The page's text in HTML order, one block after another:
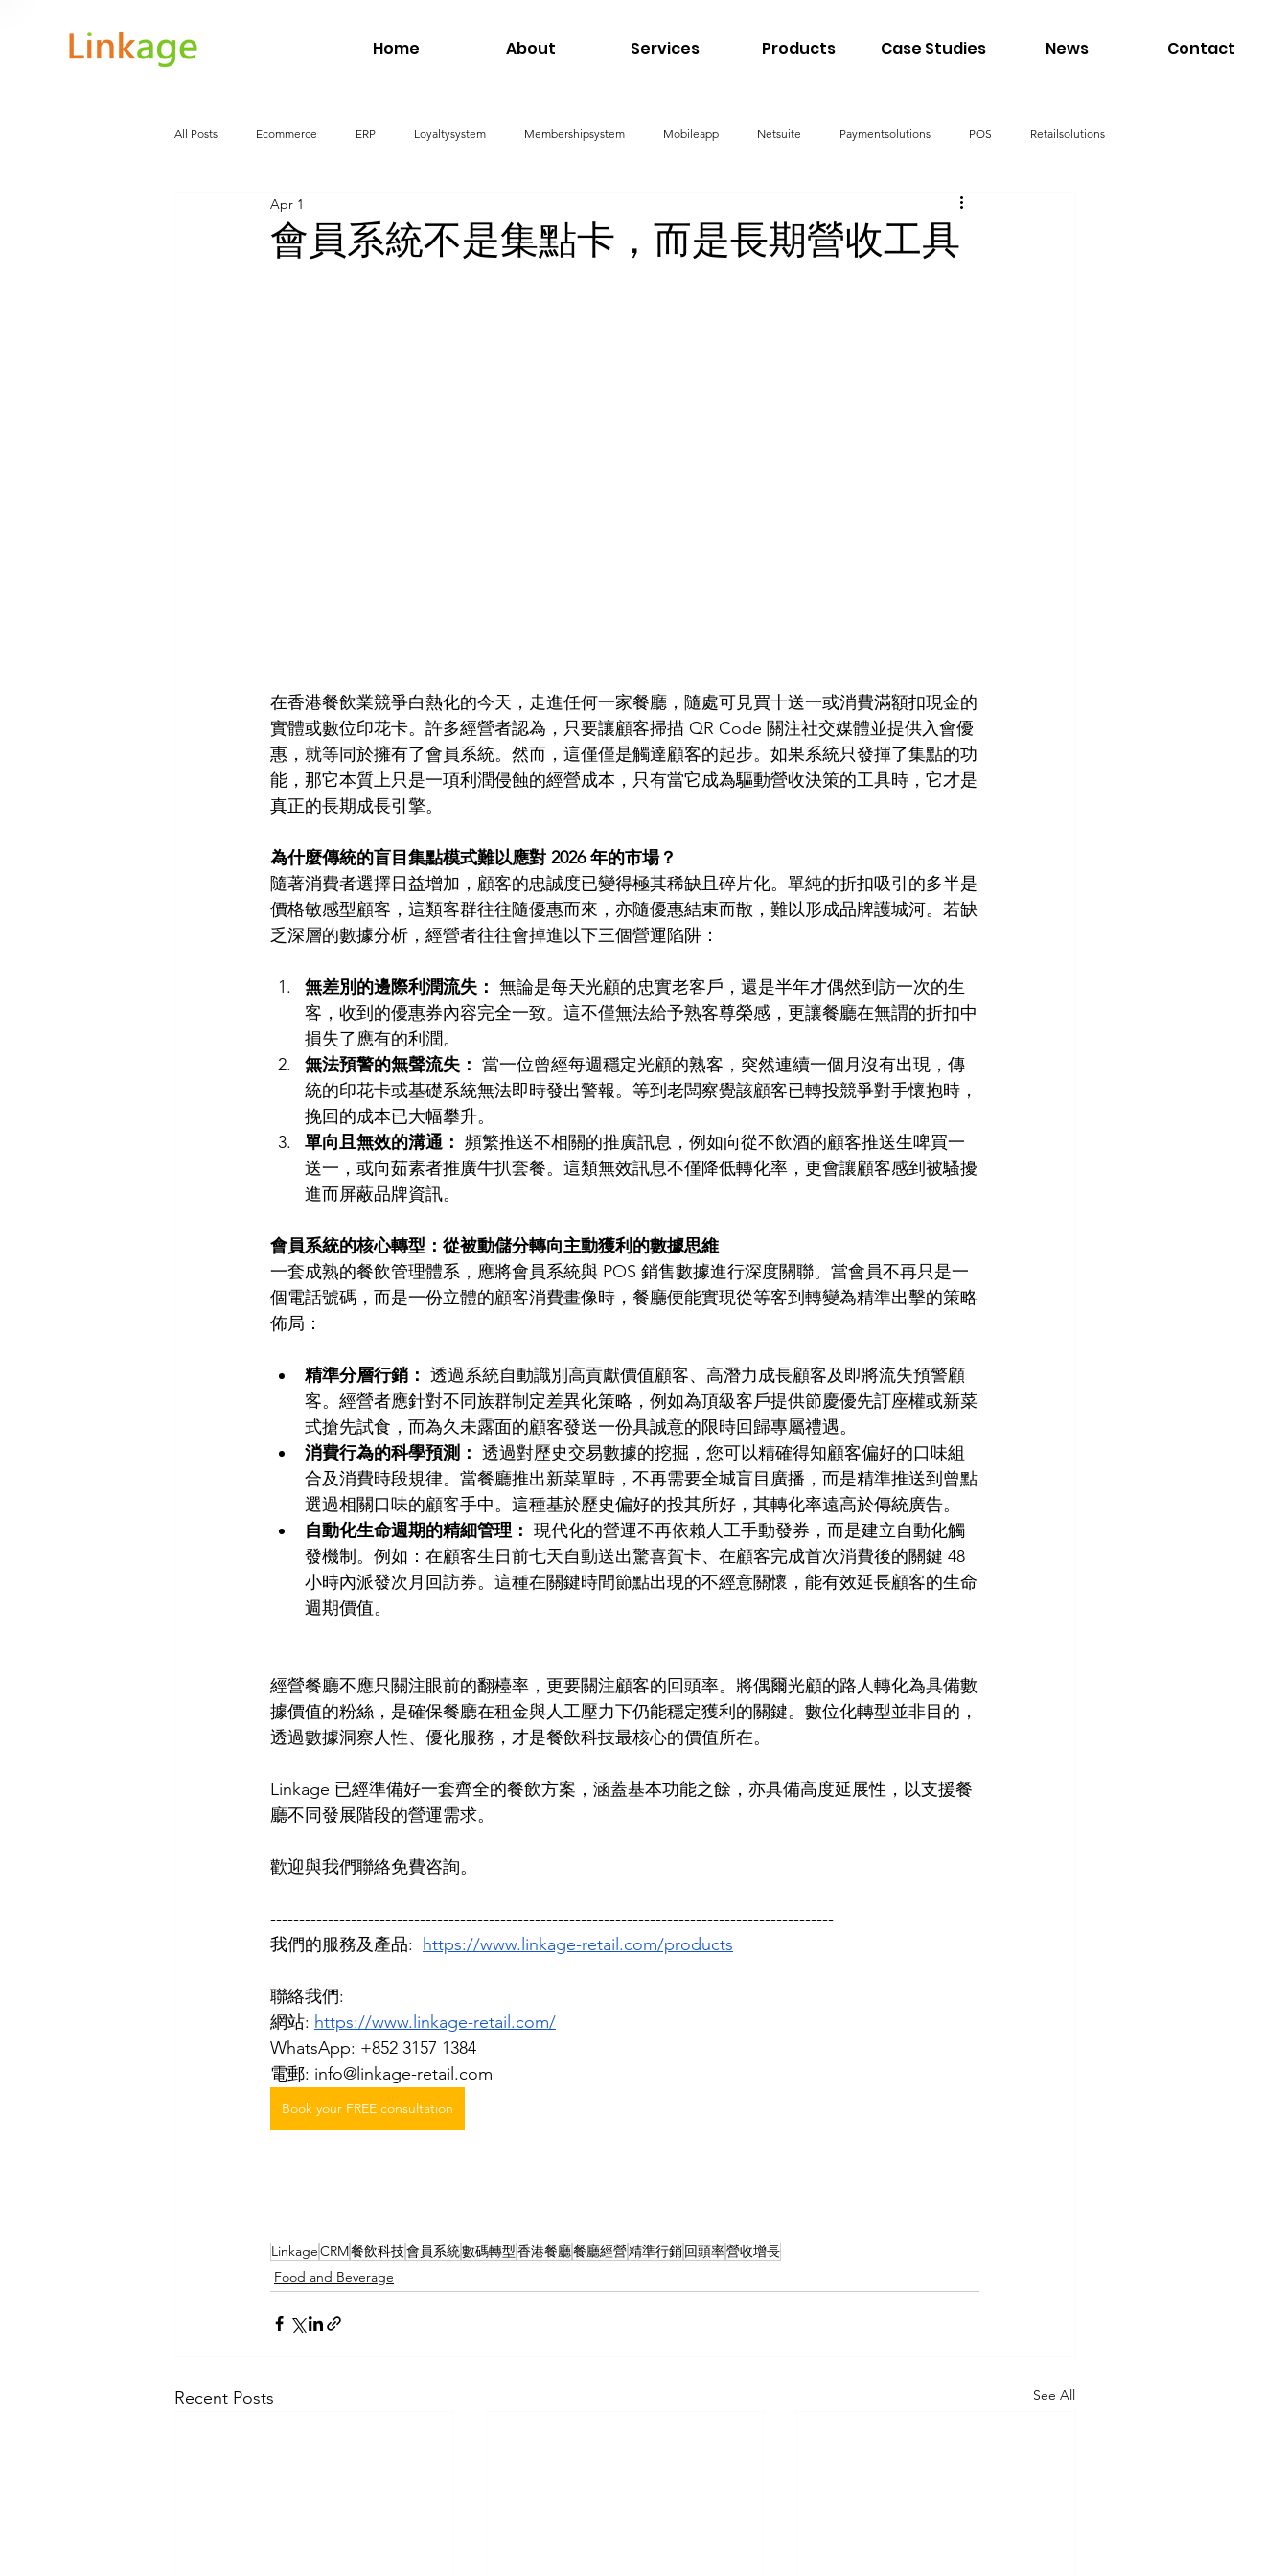
Home About Services Products Case Studies News Contact
All Posts Ecommerce ERP Loyaltysystem Membershipsystem Mobileapp Netsuite Paymentsolutions POS Retailsolutions
Food and Beverage
會員系統不是集點卡，而是長期營收工具
Apr 1
在香港餐飲業競爭白熱化的今天，走進任何一家餐廳，隨處可見買十送一或消費滿額扣現金的
實體或數位印花卡。許多經營者認為，只要讓顧客掃描 QR Code 關注社交媒體並提供入會優
惠，就等同於擁有了會員系統。然而，這僅僅是觸達顧客的起步。如果系統只發揮了集點的功
能，那它本質上只是一項利潤侵蝕的經營成本，只有當它成為驅動營收決策的工具時，它才是
真正的長期成長引擎。
為什麼傳統的盲目集點模式難以應對 2026 年的市場？
隨著消費者選擇日益增加，顧客的忠誠度已變得極其稀缺且碎片化。單純的折扣吸引的多半是
價格敏感型顧客，這類客群往往隨優惠而來，亦隨優惠結束而散，難以形成品牌護城河。若缺
乏深層的數據分析，經營者往往會掉進以下三個營運陷阱：
無差別的邊際利潤流失： 無論是每天光顧的忠實老客戶，還是半年才偶然到訪一次的生
客，收到的優惠券內容完全一致。這不僅無法給予熟客尊榮感，更讓餐廳在無謂的折扣中
損失了應有的利潤。
無法預警的無聲流失： 當一位曾經每週穩定光顧的熟客，突然連續一個月沒有出現，傳
統的印花卡或基礎系統無法即時發出警報。等到老闆察覺該顧客已轉投競爭對手懷抱時，
挽回的成本已大幅攀升。
單向且無效的溝通： 頻繁推送不相關的推廣訊息，例如向從不飲酒的顧客推送生啤買一
送一，或向茹素者推廣牛扒套餐。這類無效訊息不僅降低轉化率，更會讓顧客感到被騷擾
進而屏蔽品牌資訊。
會員系統的核心轉型：從被動儲分轉向主動獲利的數據思維
一套成熟的餐飲管理體系，應將會員系統與 POS 銷售數據進行深度關聯。當會員不再只是一
個電話號碼，而是一份立體的顧客消費畫像時，餐廳便能實現從等客到轉變為精準出擊的策略
佈局：
精準分層行銷： 透過系統自動識別高貢獻價值顧客、高潛力成長顧客及即將流失預警顧
客。經營者應針對不同族群制定差異化策略，例如為頂級客戶提供節慶優先訂座權或新菜
式搶先試食，而為久未露面的顧客發送一份具誠意的限時回歸專屬禮遇。
消費行為的科學預測： 透過對歷史交易數據的挖掘，您可以精確得知顧客偏好的口味組
合及消費時段規律。當餐廳推出新菜單時，不再需要全城盲目廣播，而是精準推送到曾點
選過相關口味的顧客手中。這種基於歷史偏好的投其所好，其轉化率遠高於傳統廣告。
自動化生命週期的精細管理： 現代化的營運不再依賴人工手動發券，而是建立自動化觸
發機制。例如：在顧客生日前七天自動送出驚喜賀卡、在顧客完成首次消費後的關鍵 48
小時內派發次月回訪券。這種在關鍵時間節點出現的不經意關懷，能有效延長顧客的生命
週期價值。
經營餐廳不應只關注眼前的翻檯率，更要關注顧客的回頭率。將偶爾光顧的路人轉化為具備數
據價值的粉絲，是確保餐廳在租金與人工壓力下仍能穩定獲利的關鍵。數位化轉型並非目的，
透過數據洞察人性、優化服務，才是餐飲科技最核心的價值所在。
Linkage 已經準備好一套齊全的餐飲方案，涵蓋基本功能之餘，亦具備高度延展性，以支援餐
廳不同發展階段的營運需求。
歡迎與我們聯絡免費咨詢。
--------------------------------------------------------------------------------------------------
我們的服務及產品: https://www.linkage-retail.com/products
聯絡我們:
網站: https://www.linkage-retail.com/
WhatsApp: +852 3157 1384
電郵: info@linkage-retail.com
Book your FREE consultation
LinkageCRM餐飲科技會員系統數碼轉型香港餐廳餐廳經營精準行銷回頭率營收增長
Food and Beverage
Recent Posts See All